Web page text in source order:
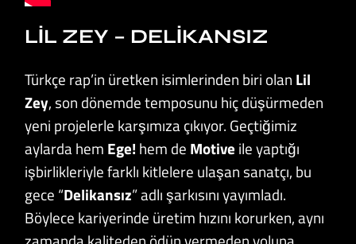
LIL ZEY – DELIKANSIZ
Türkçe rap’in üretken isimlerinden biri olan Lil
Zey, son dönemde temposunu hiç düşürmeden
yeni projelerle karşımıza çıkıyor. Geçtiğimiz
aylarda hem Ege! hem de Motive ile yaptığı
işbirlikleriyle farklı kitlelere ulaşan sanatçı, bu
gece “Delikansız” adlı şarkısını yayımladı.
Böylece kariyerinde üretim hızını korurken, aynı